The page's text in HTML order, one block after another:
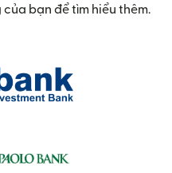
bạn để tìm hiểu thêm.